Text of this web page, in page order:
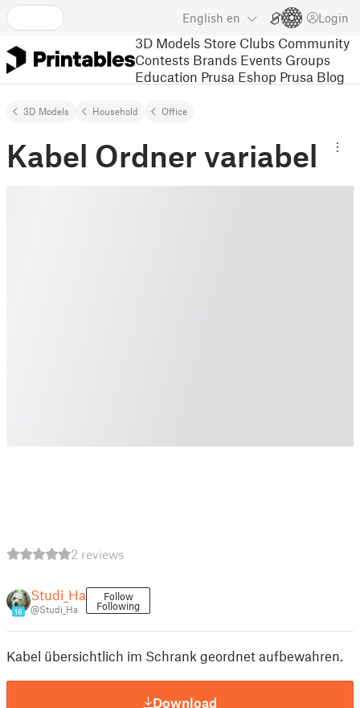
English en Login
3D Models Store Clubs Community
Contests Brands Events Groups
Education Prusa Eshop Prusa Blog
3D Models Household Office
Kabel Ordner variabel
2 reviews
16
Studi_Ha
@Studi_Ha
Follow
Following
Kabel übersichtlich im Schrank geordnet aufbewahren.
Download